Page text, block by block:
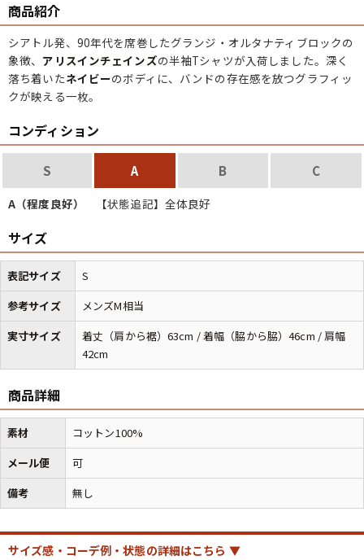
スウェット
長袖シャツ XS S M L XL
半袖シャツ XS M L XL
Tシャツ
パンツ
W35,W36
Search by Maniac
バンド
Tシャツ
Tシャツ
Tシャツ
USA製
すべてのマニアックを見る
Search by Period
90年代 80年代
商品紹介
シアトル発、90年代を席巻したグランジ・オルタナティブロックの
象徴、 アリスインチェインズの半袖Tシャツが入荷しました。深く
落ち着いたネイビーのボディに、バンドの存在感を放つグラフィッ
クが映える一枚。
コンディション
S A B C
A（程度良好） 【状態追記】全体良好
サイズ
表記サイズ
S
参考サイズ
メンズM相当
実寸サイズ
着丈（肩から裾）63cm / 着幅（脇から脇）46cm / 肩幅
42cm
商品詳細
素材
コットン100%
メール便
可
備考
無し
サイズ感・コーデ例・状態の詳細はこちら ▼